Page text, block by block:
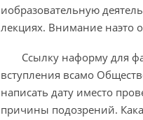
иобразовательную
лекциях. Внимание наэто
Ссылку наформу для
вступления всамо
написать дату иместо
причины подозрений.